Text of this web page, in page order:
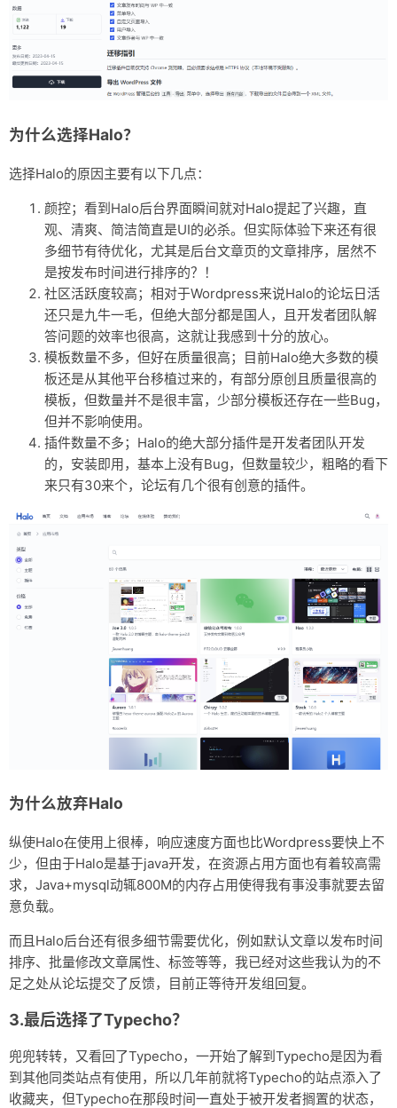
为什么选择Halo？
选择Halo的原因主要有以下几点：
颜控；看到Halo后台界面瞬间就对Halo提起了兴趣，直
观、清爽、简洁简直是UI的必杀。但实际体验下来还有很
多细节有待优化，尤其是后台文章页的文章排序，居然不
是按发布时间进行排序的？！
社区活跃度较高；相对于Wordpress来说Halo的论坛日活
还只是九牛一毛，但绝大部分都是国人，且开发者团队解
答问题的效率也很高，这就让我感到十分的放心。
模板数量不多，但好在质量很高；目前Halo绝大多数的模
板还是从其他平台移植过来的，有部分原创且质量很高的
模板，但数量并不是很丰富，少部分模板还存在一些Bug，
但并不影响使用。
插件数量不多；Halo的绝大部分插件是开发者团队开发
的，安装即用，基本上没有Bug，但数量较少，粗略的看下
来只有30来个，论坛有几个很有创意的插件。
为什么放弃Halo
纵使Halo在使用上很棒，响应速度方面也比Wordpress要快上不
少，但由于Halo是基于java开发，在资源占用方面也有着较高需
求，Java+mysql动辄800M的内存占用使得我有事没事就要去留
意负载。
而且Halo后台还有很多细节需要优化，例如默认文章以发布时间
排序、批量修改文章属性、标签等等，我已经对这些我认为的不
足之处从论坛提交了反馈，目前正等待开发组回复。
3.最后选择了Typecho？
兜兜转转，又看回了Typecho，一开始了解到Typecho是因为看
到其他同类站点有使用，所以几年前就将Typecho的站点添入了
收藏夹，但Typecho在那段时间一直处于被开发者搁置的状态，